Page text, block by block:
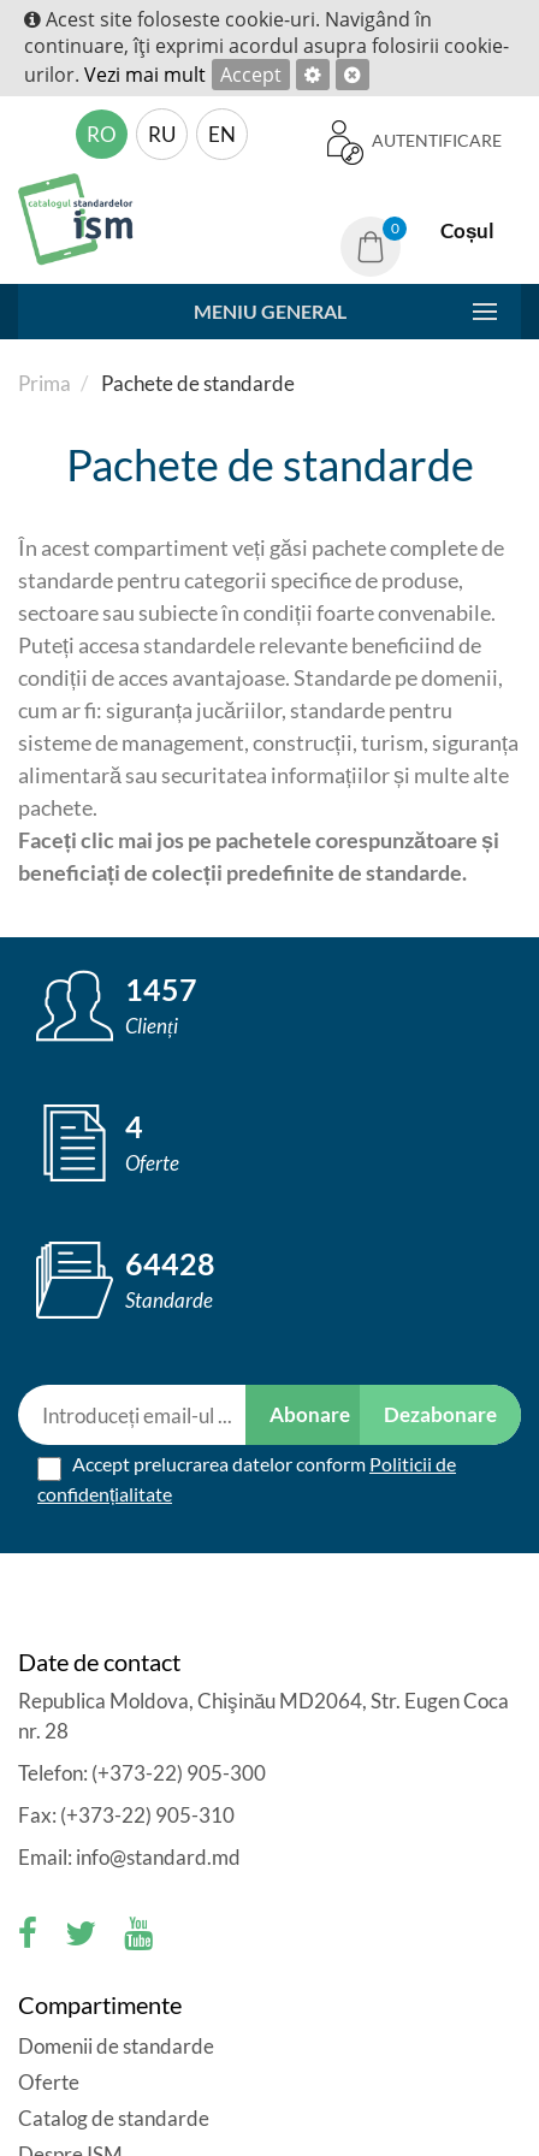
Acest site foloseste cookie-uri. Navigând în
continuare, îţi exprimi acordul asupra folosirii cookie-
urilor. Vezi mai mult Accept
AUTENTIFICARE
RO RU EN
0 Coșul
MENIU GENERAL
Prima Pachete de standarde
Pachete de standarde
În acest compartiment veți găsi pachete complete de
standarde pentru categorii specifice de produse,
sectoare sau subiecte în condiții foarte convenabile.
Puteți accesa standardele relevante beneficiind de
condiții de acces avantajoase. Standarde pe domenii,
cum ar fi: siguranța jucăriilor, standarde pentru
sisteme de management, construcții, turism, siguranța
alimentară sau securitatea informațiilor și multe alte
pachete.
Faceți clic mai jos pe pachetele corespunzătoare și
beneficiați de colecții predefinite de standarde.
1457
Clienți
4
Oferte
64428
Standarde
Abonare Dezabonare
Accept prelucrarea datelor conform Politicii de
confidențialitate
Date de contact
Republica Moldova, Chişinău MD2064, Str. Eugen Coca
nr. 28
Telefon: (+373-22) 905-300
Fax: (+373-22) 905-310
Email: info@standard.md
Compartimente
Domenii de standarde
Oferte
Catalog de standarde